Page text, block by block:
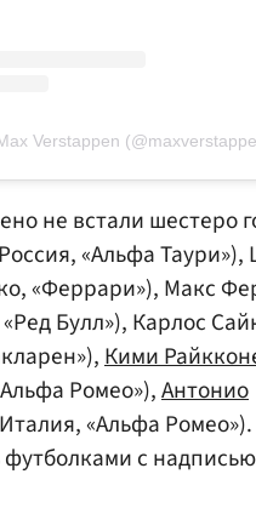
Verstappen
не встали шестеро
«Альфа
«Феррари»), Макс
Булл»), Карлос
Кими
Ромео»),Антонио
«Альфа
с